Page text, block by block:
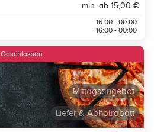
min. ab 15,00 €
16:00 - 00:00
16:00 - 00:00
Liefer & Abholrabatt
Mittagsangebot
Geschlossen